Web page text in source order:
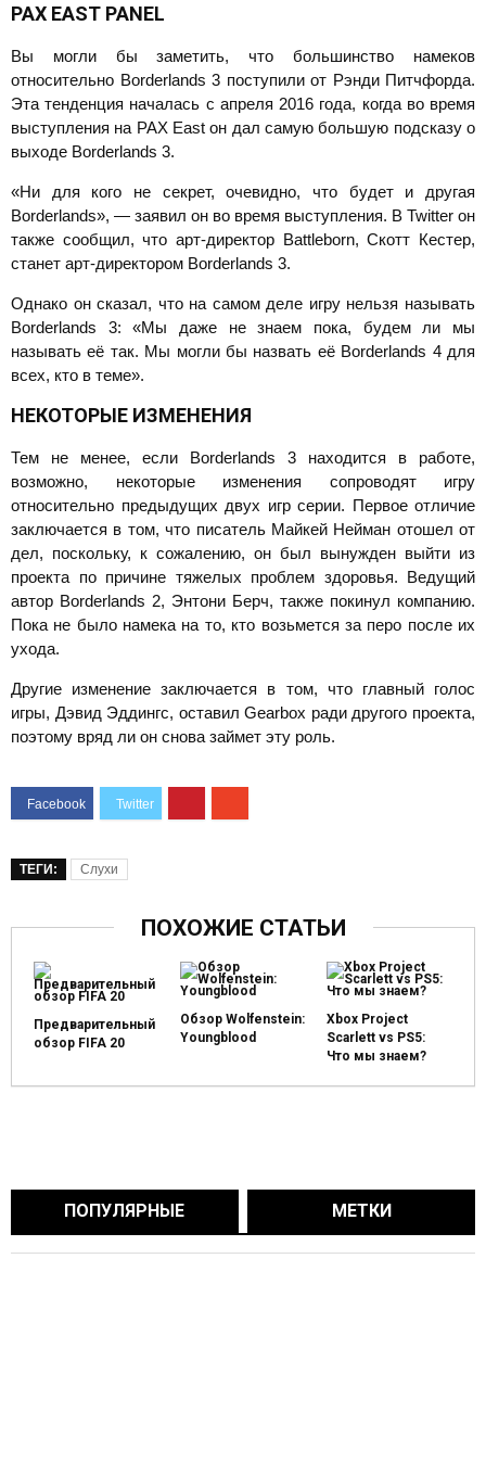
PAX EAST PANEL
Вы могли бы заметить, что большинство намеков
относительно Borderlands 3 поступили от Рэнди Питчфорда.
Эта тенденция началась с апреля 2016 года, когда во время
выступления на PAX East он дал самую большую подсказу о
выходе Borderlands 3.
«Ни для кого не секрет, очевидно, что будет и другая
Borderlands», — заявил он во время выступления. В Twitter он
также сообщил, что арт-директор Battleborn, Скотт Кестер,
станет арт-директором Borderlands 3.
Однако он сказал, что на самом деле игру нельзя называть
Borderlands 3: «Мы даже не знаем пока, будем ли мы
называть её так. Мы могли бы назвать её Borderlands 4 для
всех, кто в теме».
НЕКОТОРЫЕ ИЗМЕНЕНИЯ
Тем не менее, если Borderlands 3 находится в работе,
возможно, некоторые изменения сопроводят игру
относительно предыдущих двух игр серии. Первое отличие
заключается в том, что писатель Майкей Нейман отошел от
дел, поскольку, к сожалению, он был вынужден выйти из
проекта по причине тяжелых проблем здоровья. Ведущий
автор Borderlands 2, Энтони Берч, также покинул компанию.
Пока не было намека на то, кто возьмется за перо после их
ухода.
Другие изменение заключается в том, что главный голос
игры, Дэвид Эддингс, оставил Gearbox ради другого проекта,
поэтому вряд ли он снова займет эту роль.
ТЕГИ: Слухи
ПОХОЖИЕ СТАТЬИ
Предварительный
обзор FIFA 20
Обзор Wolfenstein:
Youngblood
Xbox Project
Scarlett vs PS5:
Что мы знаем?
ПОПУЛЯРНЫЕ МЕТКИ